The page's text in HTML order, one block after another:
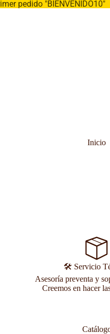
pedido "BIENVENIDO10"
Inicio
🛠️ Servicio
Asesoría preventa y
Creemos en hacer